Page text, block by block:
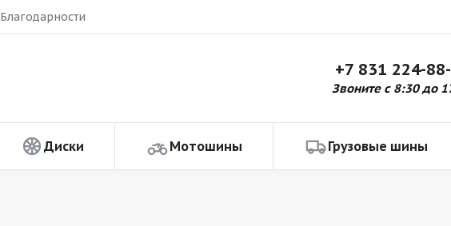
Благодарности
+7 831 224-
Звоните с 8:30 до
Диски Мотошины Грузовые шины